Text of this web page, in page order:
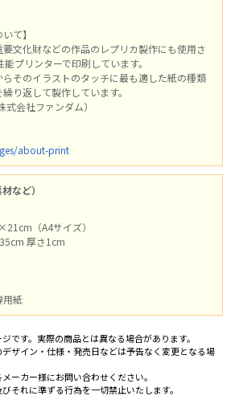
て】
文化財などの作品のレプリカ製作にも使用さ
プリンターで印刷しています。
そのイラストのタッチに最も適した紙の種類
り返して製作しています。
式会社ファンダム）
about-print
など）
（A4サイズ）
厚さ1cm
用紙
です。実際の商品とは異なる場合があります。
ザイン・仕様・発売日などは予告なく変更となる場
ーカー様にお問い合わせください。
それに準ずる行為を一切禁止いたします。